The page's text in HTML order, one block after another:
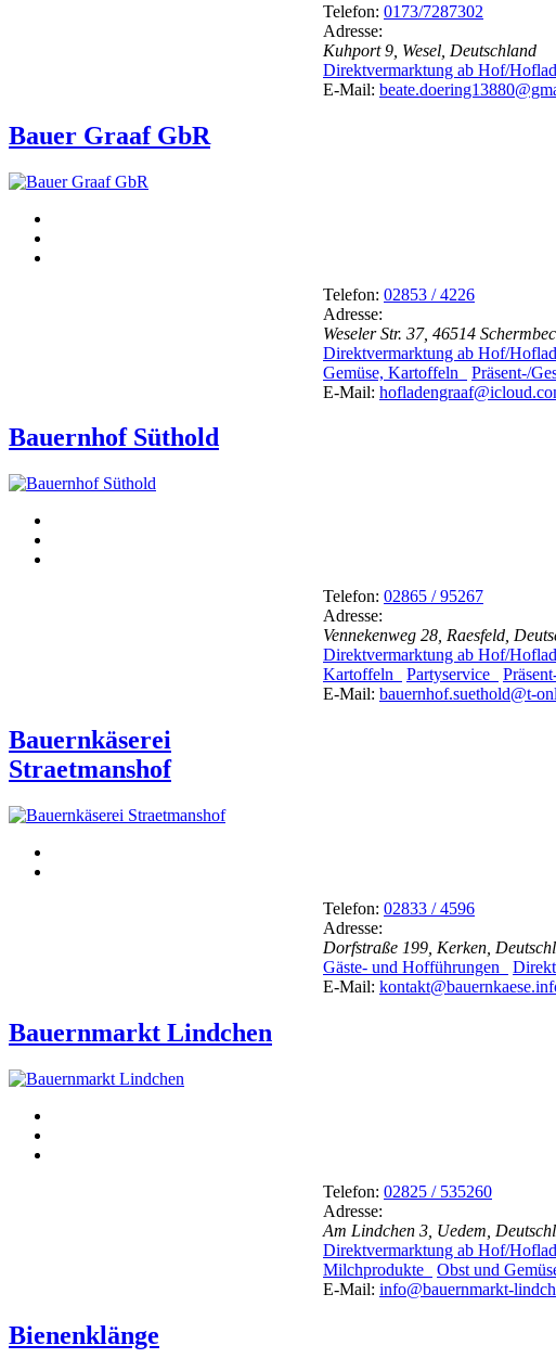
Telefon: 0173/7287302
Adresse:
Kuhport 9, Wesel, Deutschland
Direktvermarktung ab Hof/
E-Mail:
Bauer Graaf GbR
Telefon: 02853 / 4226
Adresse:
Weseler Str. 37, 46514
Direktvermarktung ab Hof/
Gemüse, Kartoffeln
Präsent-/
E-Mail:
Bauernhof Süthold
Telefon: 02865 / 95267
Adresse:
Vennekenweg 28, Raesfeld,
Direktvermarktung ab Hof/
Kartoffeln
Partyservice
E-Mail: bauernhof.suethold@t-
Bauernkäserei
Straetmanshof
Telefon: 02833 / 4596
Adresse:
Dorfstraße 199, Kerken,
Gäste- und Hofführungen
E-Mail:
Bauernmarkt Lindchen
Telefon: 02825 / 535260
Adresse:
Am Lindchen 3, Uedem,
Direktvermarktung ab Hof/
Milchprodukte
Obst und
E-Mail: info@bauernmarkt-
Bienenklänge